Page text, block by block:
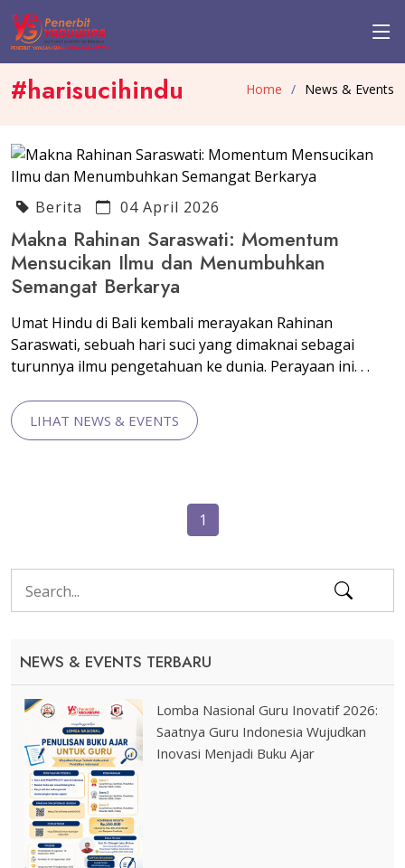
#harisucihindu Home News & Events
Berita 04 April 2026
Makna Rahinan Saraswati: Momentum
Mensucikan Ilmu dan Menumbuhkan
Semangat Berkarya
Umat Hindu di Bali kembali merayakan Rahinan
Saraswati, sebuah hari suci yang dimaknai sebagai
turunnya ilmu pengetahuan ke dunia. Perayaan ini. . .
LIHAT NEWS & EVENTS
1
NEWS & EVENTS TERBARU
Lomba Nasional Guru Inovatif 2026:
Saatnya Guru Indonesia Wujudkan
Inovasi Menjadi Buku Ajar